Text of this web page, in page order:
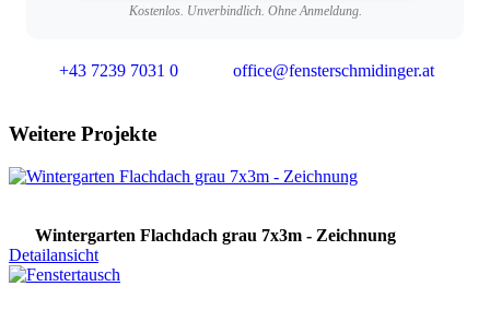
Kostenlos. Unverbindlich. Ohne Anmeldung.
+43 7239 7031 0 office@fensterschmidinger.at
Weitere Projekte
Wintergarten Flachdach grau 7x3m - Zeichnung
Detailansicht